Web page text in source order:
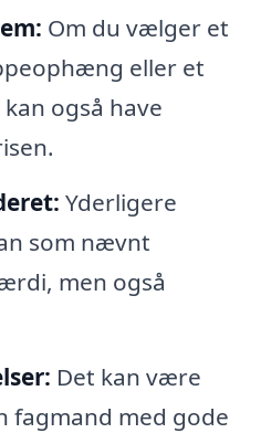
Om du vælger et
eller et
også have
Yderligere
som nævnt
men også
Det kan være
fagmand med gode